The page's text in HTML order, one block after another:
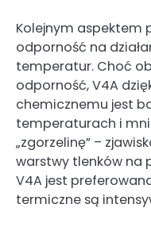
Kolejnym aspektem
odporność na
temperatur. Choć
odporność, V4A
chemicznemu jest
temperaturach i
„zgorzelinę” –
warstwy tlenków na
V4A jest
termiczne są